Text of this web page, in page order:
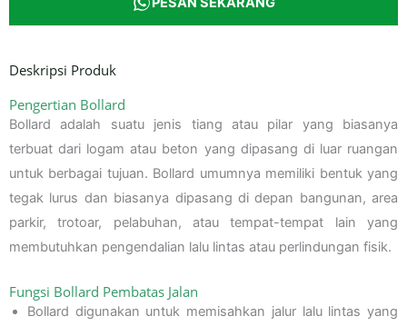
Deskripsi Produk
Pengertian Bollard
Bollard adalah suatu jenis tiang atau pilar yang biasanya
terbuat dari logam atau beton yang dipasang di luar ruangan
untuk berbagai tujuan. Bollard umumnya memiliki bentuk yang
tegak lurus dan biasanya dipasang di depan bangunan, area
parkir, trotoar, pelabuhan, atau tempat-tempat lain yang
membutuhkan pengendalian lalu lintas atau perlindungan fisik.
Fungsi Bollard Pembatas Jalan
Bollard digunakan untuk memisahkan jalur lalu lintas yang